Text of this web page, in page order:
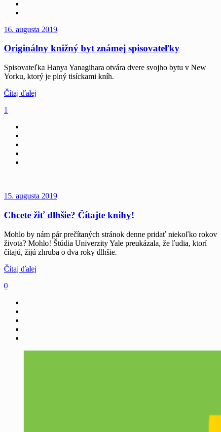
16. augusta 2019
Originálny knižný byt známej spisovateľky
Spisovateľka Hanya Yanagihara otvára dvere svojho bytu v New
Yorku, ktorý je plný tisíckami kníh.
Čítaj ďalej
1
15. augusta 2019
Chcete žiť dlhšie? Čítajte knihy!
Mohlo by nám pár prečítaných stránok denne pridať niekoľko rokov
života? Mohlo! Štúdia Univerzity Yale preukázala, že ľudia, ktorí
čítajú, žijú zhruba o dva roky dlhšie.
Čítaj ďalej
0